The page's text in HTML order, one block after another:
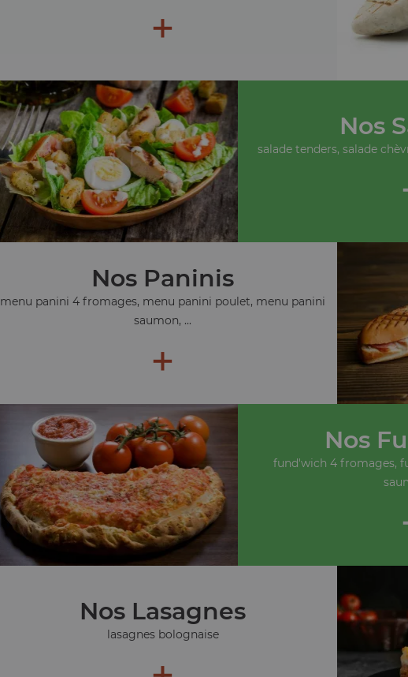
+
Nos
salade tenders, salade
Nos Paninis
menu panini 4 fromages, menu panini poulet, menu panini
saumon, ...
+
Nos
fund'wich 4 fromages,
Nos Lasagnes
lasagnes bolognaise